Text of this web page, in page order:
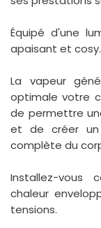
Équipé d'une
apaisant et cosy.
La vapeur
optimale votre
de permettre
et de créer
complète du
Installez-vous
chaleur
tensions.